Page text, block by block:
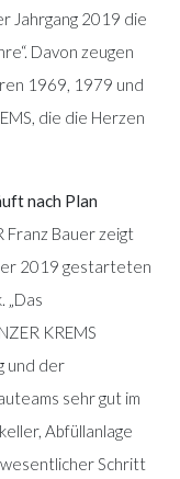
Jahrgang 2019 die
Davon zeugen
1969, 1979 und
die die Herzen
nach Plan
Bauer zeigt
2019 gestarteten
„Das
KREMS
und der
sehr gut im
Abfüllanlage
Schritt